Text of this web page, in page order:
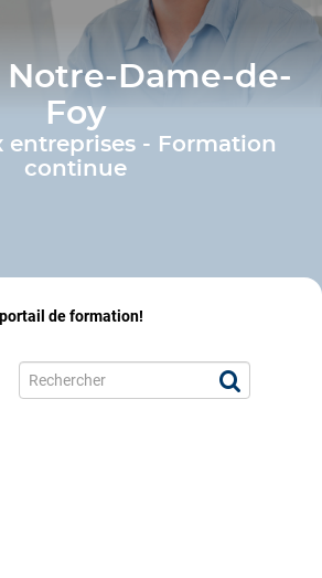
Notre-Dame-de-
Foy
entreprises - Formation
continue
de formation!